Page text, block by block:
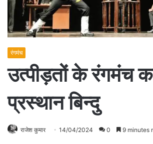
रंगमंच
उत्पीड़तों के रंगमंच
प्रस्थान बिन्दु
राजेश कुमार 14/04/2024 0 9 minutes